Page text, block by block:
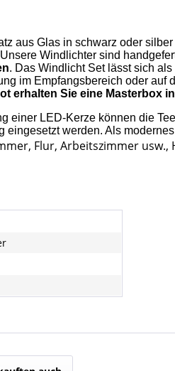
aus Glas in schwarz oder
Windlichter sind
. Das Windlicht Set lässt sich
im Empfangsbereich oder
erhalten Sie eine Masterbox
einer LED-Kerze können die
werden. Als
Flur, Arbeitszimmer